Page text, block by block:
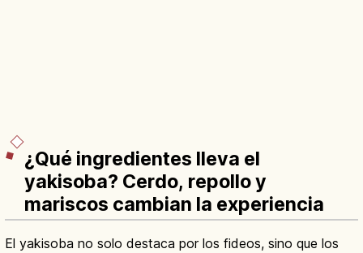
¿Qué ingredientes lleva el
yakisoba? Cerdo, repollo y
mariscos cambian la experiencia
El yakisoba no solo destaca por los fideos, sino que los